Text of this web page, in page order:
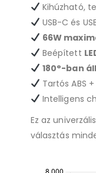
Kihúzható,
USB-C és
66W
Beépített
180°-ban
Tartós ABS
Intelligens
Ez az
választás